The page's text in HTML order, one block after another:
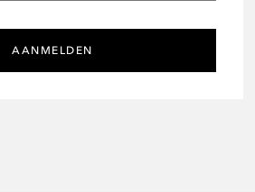
AANMELDEN